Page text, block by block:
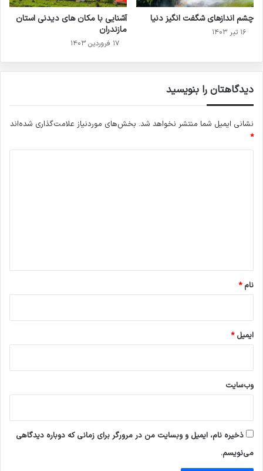
چشم اندازهای شگفت انگیز دنیا
۱۶ تیر ۱۴۰۳
آشنایی با مکان های دیدنی استان
مازندران
۱۷ فروردین ۱۴۰۳
دیدگاهتان را بنویسید
نشانی ایمیل شما منتشر نخواهد شد. بخش‌های موردنیاز علامت‌گذاری شده‌اند
*
نام*
ایمیل*
وب‌سایت
ذخیره نام، ایمیل و وبسایت من در مرورگر برای زمانی که دوباره دیدگاهی
می‌نویسم.